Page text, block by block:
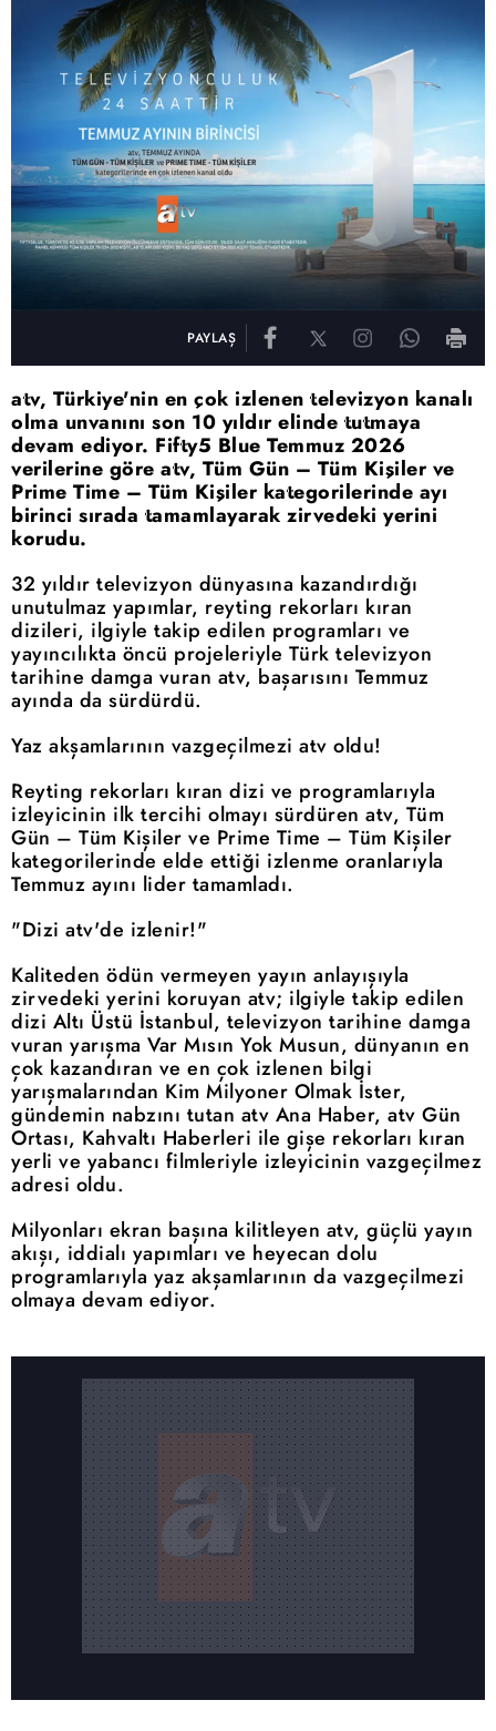
PAYLAŞ
atv, Türkiye'nin en çok izlenen televizyon kanalı
olma unvanını son 10 yıldır elinde tutmaya
devam ediyor. Fifty5 Blue Temmuz 2026
verilerine göre atv, Tüm Gün – Tüm Kişiler ve
Prime Time – Tüm Kişiler kategorilerinde ayı
birinci sırada tamamlayarak zirvedeki yerini
korudu.
32 yıldır televizyon dünyasına kazandırdığı
unutulmaz yapımlar, reyting rekorları kıran
dizileri, ilgiyle takip edilen programları ve
yayıncılıkta öncü projeleriyle Türk televizyon
tarihine damga vuran atv, başarısını Temmuz
ayında da sürdürdü.
Yaz akşamlarının vazgeçilmezi atv oldu!
Reyting rekorları kıran dizi ve programlarıyla
izleyicinin ilk tercihi olmayı sürdüren atv, Tüm
Gün – Tüm Kişiler ve Prime Time – Tüm Kişiler
kategorilerinde elde ettiği izlenme oranlarıyla
Temmuz ayını lider tamamladı.
"Dizi atv'de izlenir!"
Kaliteden ödün vermeyen yayın anlayışıyla
zirvedeki yerini koruyan atv; ilgiyle takip edilen
dizi Altı Üstü İstanbul, televizyon tarihine damga
vuran yarışma Var Mısın Yok Musun, dünyanın en
çok kazandıran ve en çok izlenen bilgi
yarışmalarından Kim Milyoner Olmak İster,
gündemin nabzını tutan atv Ana Haber, atv Gün
Ortası, Kahvaltı Haberleri ile gişe rekorları kıran
yerli ve yabancı filmleriyle izleyicinin vazgeçilmez
adresi oldu.
Milyonları ekran başına kilitleyen atv, güçlü yayın
akışı, iddialı yapımları ve heyecan dolu
programlarıyla yaz akşamlarının da vazgeçilmezi
olmaya devam ediyor.